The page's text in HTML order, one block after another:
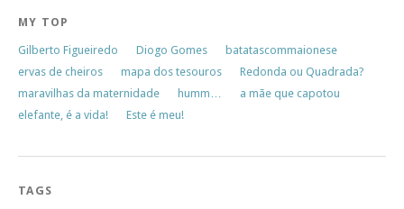
MY TOP
Gilberto Figueiredo Diogo Gomes
batatascommaionese
ervas de cheiros
mapa dos tesouros
Redonda ou Quadrada?
maravilhas da maternidade
humm…
a mãe que capotou
elefante, é a vida!
Este é meu!
TAGS